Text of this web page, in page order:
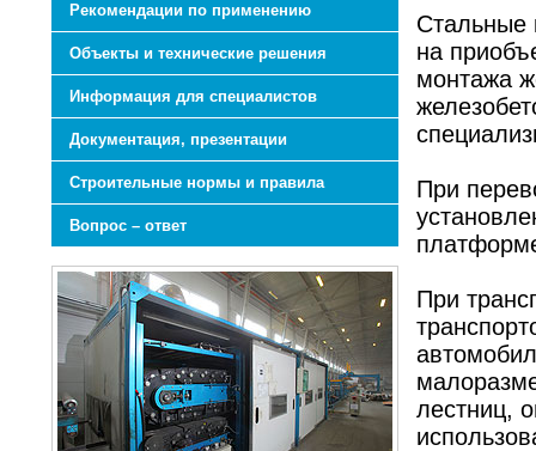
Рекомендации по применению
Объекты и технические решения
Информация для специалистов
Документация, презентации
Строительные нормы и правила
Вопрос – ответ
Стальные
на
монтажа
При
При
лестниц,